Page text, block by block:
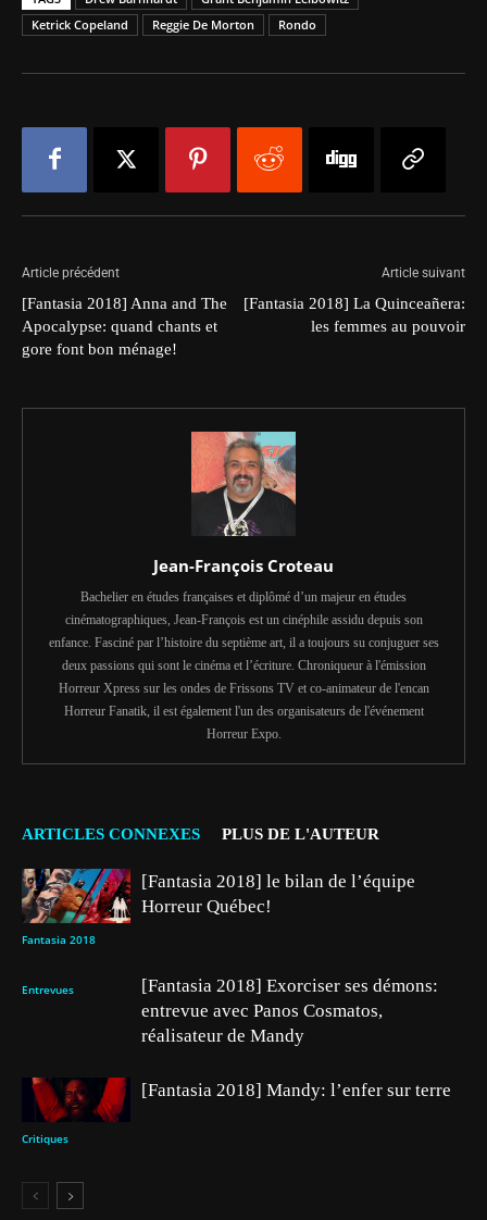
Ketrick Copeland
Reggie De Morton Rondo
Article précédent
[Fantasia 2018] Anna and The
Apocalypse: quand chants et
gore font bon ménage!
Article suivant
[Fantasia 2018] La Quinceañera:
les femmes au pouvoir
Jean-François Croteau
Bachelier en études françaises et diplômé d’un majeur en études
cinématographiques, Jean-François est un cinéphile assidu depuis son
enfance. Fasciné par l’histoire du septième art, il a toujours su conjuguer ses
deux passions qui sont le cinéma et l’écriture. Chroniqueur à l'émission
Horreur Xpress sur les ondes de Frissons TV et co-animateur de l'encan
Horreur Fanatik, il est également l'un des organisateurs de l'événement
Horreur Expo.
ARTICLES CONNEXES PLUS DE L'AUTEUR
Fantasia 2018
[Fantasia 2018] le bilan de l’équipe
Horreur Québec!
Entrevues
[Fantasia 2018] Exorciser ses démons:
entrevue avec Panos Cosmatos,
réalisateur de Mandy
Critiques
[Fantasia 2018] Mandy: l’enfer sur terre